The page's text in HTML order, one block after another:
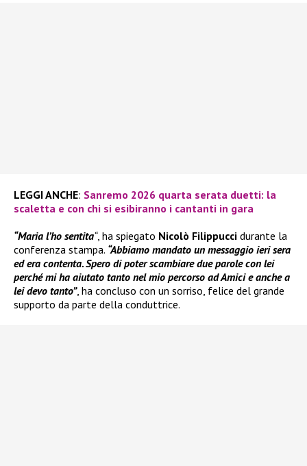
LEGGI ANCHE: Sanremo 2026 quarta serata duetti: la
scaletta e con chi si esibiranno i cantanti in gara
“Maria l’ho sentita“, ha spiegato Nicolò Filippucci durante la
conferenza stampa. “Abbiamo mandato un messaggio ieri sera
ed era contenta. Spero di poter scambiare due parole con lei
perché mi ha aiutato tanto nel mio percorso ad Amici e anche a
lei devo tanto”, ha concluso con un sorriso, felice del grande
supporto da parte della conduttrice.